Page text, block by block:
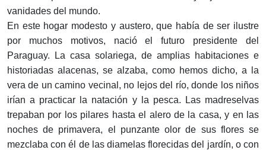
vanidades del mundo.
En este hogar modesto y austero, que había de ser ilustre
por muchos motivos, nació el futuro presidente del
Paraguay. La casa solariega, de amplias habitaciones e
historiadas alacenas, se alzaba, como hemos dicho, a la
vera de un camino vecinal, no lejos del río, donde los niños
irían a practicar la natación y la pesca. Las madreselvas
trepaban por los pilares hasta el alero de la casa, y en las
noches de primavera, el punzante olor de sus flores se
mezclaba con él de las diamelas florecidas del jardín, o con